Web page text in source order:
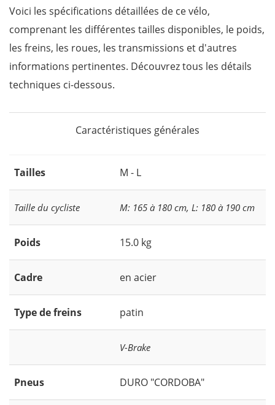
Voici les spécifications détaillées de ce vélo,
comprenant les différentes tailles disponibles, le poids,
les freins, les roues, les transmissions et d'autres
informations pertinentes. Découvrez tous les détails
techniques ci-dessous.
Caractéristiques générales
Tailles M - L
Taille du cycliste M: 165 à 180 cm, L: 180 à 190 cm
Poids 15.0 kg
Cadre en acier
Type de freins patin
V-Brake
Pneus DURO "CORDOBA"